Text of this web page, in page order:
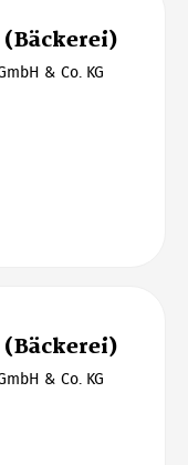
& Co. KG
& Co. KG